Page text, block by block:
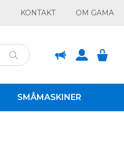
KONTAKT OM GAMA
SMÅMASKINER